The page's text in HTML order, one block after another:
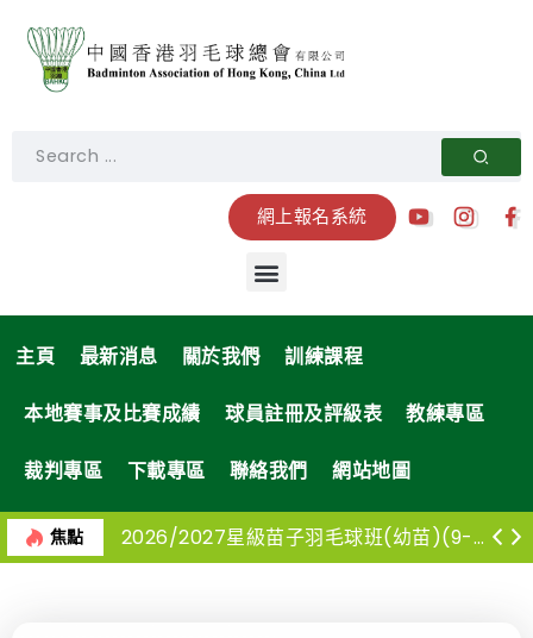
網上報名系統
主頁 最新消息 關於我們 訓練課程
本地賽事及比賽成績 球員註冊及評級表 教練專區
裁判專區 下載專區 聯絡我們 網站地圖
焦點 2026/2027星級苗子羽毛球班(幼苗)(9-12月)